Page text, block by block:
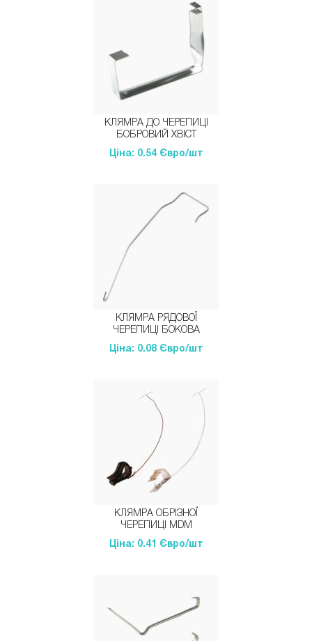
КЛЯМРА ДО ЧЕРЕПИЦІ
БОБРОВИЙ ХВІСТ
Ціна: 0.54 Євро/шт
КЛЯМРА РЯДОВОЇ
ЧЕРЕПИЦІ БОКОВА
Ціна: 0.08 Євро/шт
КЛЯМРА ОБРІЗНОЇ
ЧЕРЕПИЦІ MDM
Ціна: 0.41 Євро/шт